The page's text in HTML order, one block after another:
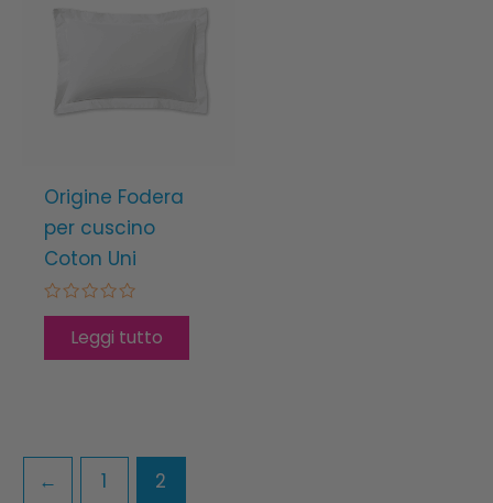
Origine Fodera
per cuscino
Coton Uni
Valutato
su
5
Leggi tutto
← 1 2